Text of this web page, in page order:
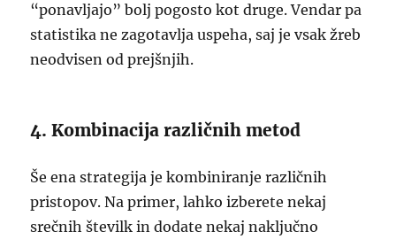
“ponavljajo” bolj pogosto kot druge. Vendar pa
statistika ne zagotavlja uspeha, saj je vsak žreb
neodvisen od prejšnjih.
4. Kombinacija različnih metod
Še ena strategija je kombiniranje različnih
pristopov. Na primer, lahko izberete nekaj
srečnih številk in dodate nekaj naključno